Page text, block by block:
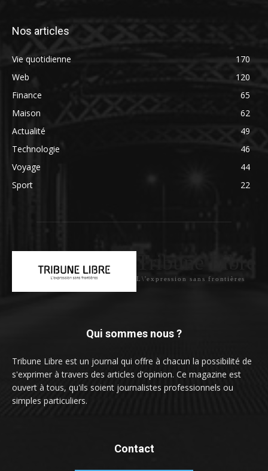
Nos articles
Vie quotidienne
170
Web
120
Finance
65
Maison
62
Actualité
49
Technologie
46
Voyage
44
Sport
22
Tribune Libre
L\'expression sans frontières
Qui sommes nous ?
Tribune Libre est un journal qui offre à chacun la possibilité de
s'exprimer à travers des articles d'opinion. Ce magazine est
ouvert à tous, qu'ils soient journalistes professionnels ou
simples particuliers.
Contact